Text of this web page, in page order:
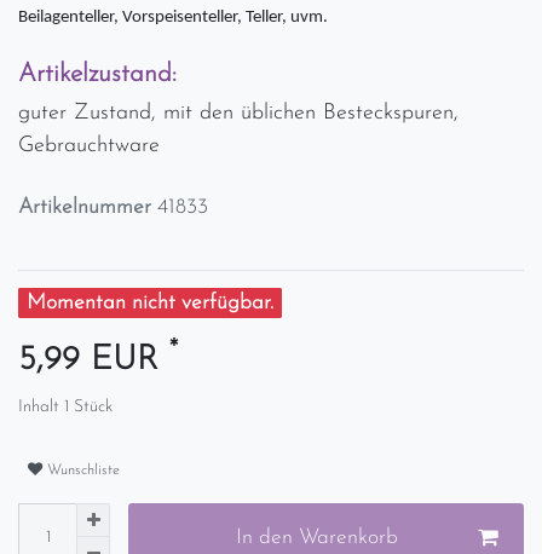
Beilagenteller, Vorspeisenteller, Teller, uvm.
Artikelzustand:
guter Zustand, mit den üblichen Besteckspuren,
Gebrauchtware
Artikelnummer 41833
Momentan nicht verfügbar.
5,99 EUR *
Inhalt 1 Stück
Wunschliste
In den Warenkorb